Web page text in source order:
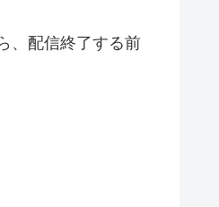
、配信終了する前